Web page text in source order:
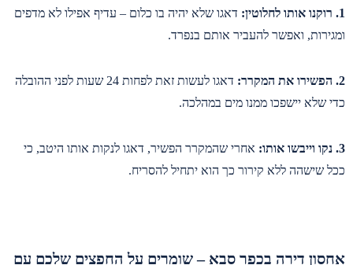
1. רוקנו אותו לחלוטין:
דאגו שלא יהיה בו כלום – עדיף אפילו לא מדפים
ומגירות, ואפשר להעביר אותם בנפרד.
2. הפשירו את המקרר:
דאגו לעשות זאת לפחות 24 שעות לפני ההובלה
כדי שלא יישפכו ממנו מים במהלכה.
3. נקו וייבשו אותו:
אחרי שהמקרר הפשיר, דאגו לנקות אותו היטב, כי
ככל שישהה ללא קירור כך הוא יתחיל להסריח.
אחסון דירה בכפר סבא – שומרים על החפצים שלכם עם